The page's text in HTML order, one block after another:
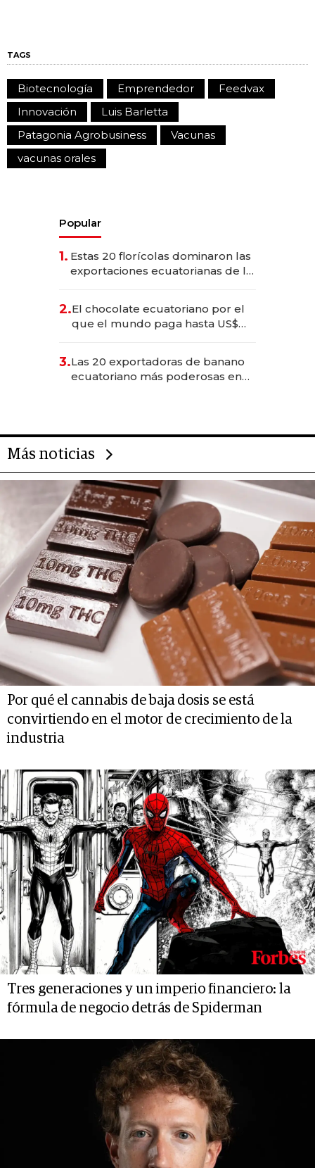
TAGS
Biotecnología Emprendedor
Feedvax
Innovación
Luis Barletta
Patagonia Agrobusiness
Vacunas
vacunas orales
Popular
1. Estas 20 florícolas dominaron las
exportaciones ecuatorianas de la
2.El chocolate ecuatoriano por el
que el mundo paga hasta US$
3.Las 20 exportadoras de banano
ecuatoriano más poderosas en
Más noticias
Por qué el cannabis de baja dosis se está
convirtiendo en el motor de crecimiento de la
industria
Tres generaciones y un imperio financiero: la
fórmula de negocio detrás de Spiderman